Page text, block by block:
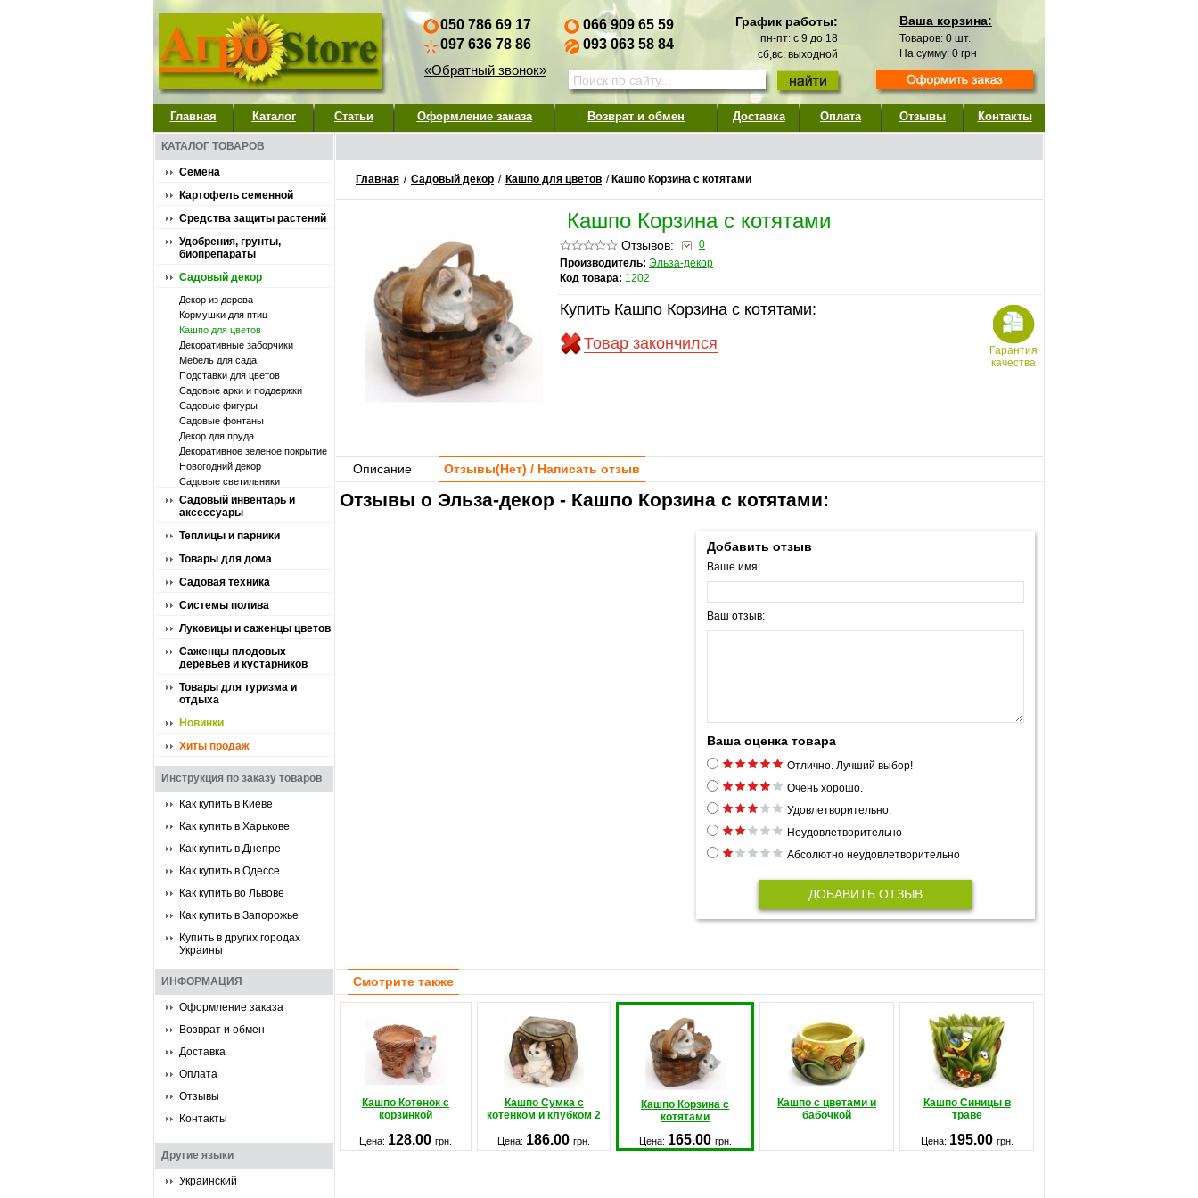
050 786 69 17
097 636 78 86
«Обратный звонок»
066 909 65 59
093 063 58 84
График работы:
пн-пт: с 9 до 18
сб,вс: выходной
Ваша корзина:
Товаров: 0 шт.
На сумму: 0 грн
Главная Каталог Статьи Оформление заказа Возврат и обмен Доставка Оплата Отзывы Контакты
КАТАЛОГ ТОВАРОВ
Семена
Картофель семенной
Средства защиты растений
Удобрения, грунты,
биопрепараты
Садовый декор
Декор из дерева
Кормушки для птиц
Кашпо для цветов
Декоративные заборчики
Мебель для сада
Подставки для цветов
Садовые арки и поддержки
Садовые фигуры
Садовые фонтаны
Декор для пруда
Декоративное зеленое покрытие
Новогодний декор
Садовые светильники
Садовый инвентарь и
аксессуары
Теплицы и парники
Товары для дома
Садовая техника
Системы полива
Луковицы и саженцы цветов
Саженцы плодовых
деревьев и кустарников
Товары для туризма и
отдыха
Новинки
Хиты продаж
Инструкция по заказу товаров
Как купить в Киеве
Как купить в Харькове
Как купить в Днепре
Как купить в Одессе
Как купить во Львове
Как купить в Запорожье
Купить в других городах
Украины
ИНФОРМАЦИЯ
Оформление заказа
Возврат и обмен
Доставка
Оплата
Отзывы
Контакты
Другие языки
Украинский
Главная / Садовый декор / Кашпо для цветов / Кашпо Корзина с котятами
Кашпо Корзина с котятами
Отзывов:
0
Производитель: Эльза-декор
Код товара: 1202
Купить Кашпо Корзина с котятами:
Товар закончился
Гарантия
качества
Описание Отзывы(Нет) / Написать отзыв
Отзывы о Эльза-декор - Кашпо Корзина с котятами:
Добавить отзыв
Ваше имя:
Ваш отзыв:
Ваша оценка товара
Отлично. Лучший выбор!
Очень хорошо.
Удовлетворительно.
Неудовлетворительно
Абсолютно неудовлетворительно
ДОБАВИТЬ ОТЗЫВ
Смотрите также
Кашпо Котенок с
корзинкой
Кашпо Сумка с
котенком и клубком 2
Кашпо Корзина с
котятами
Кашпо с цветами и
бабочкой
Кашпо Синицы в
траве
Цена: 128.00 грн. Цена: 186.00 грн. Цена: 165.00 грн. Цена: 195.00 грн.